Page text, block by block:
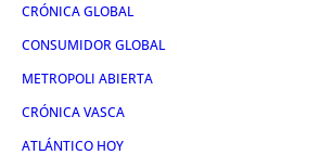
CRÓNICA GLOBAL
CONSUMIDOR GLOBAL
METROPOLI ABIERTA
CRÓNICA VASCA
ATLÁNTICO HOY